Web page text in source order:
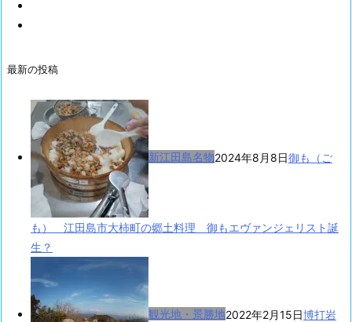
最新の投稿
新江田島名物2024年8月8日御も（ご
も） 江田島市大柿町の郷土料理 御もエヴァンジェリスト誕
生？
観光地・景勝地2022年2月15日博打岩